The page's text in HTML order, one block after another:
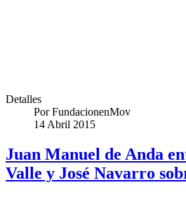
Detalles
PorFundacionenMov
14 Abril 2015
Juan Manuel de Anda
Valle y José Navarro